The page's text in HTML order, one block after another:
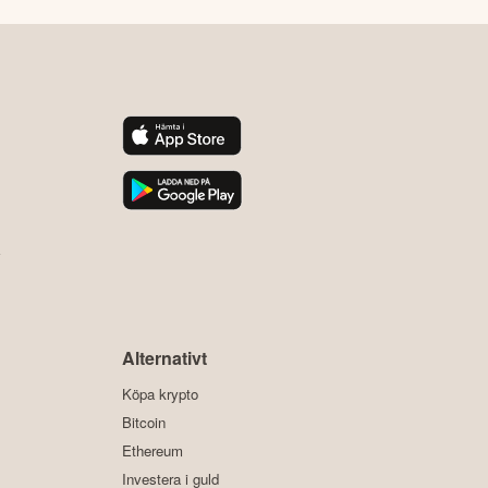
Alternativt
Köpa krypto
Bitcoin
Ethereum
Investera i guld